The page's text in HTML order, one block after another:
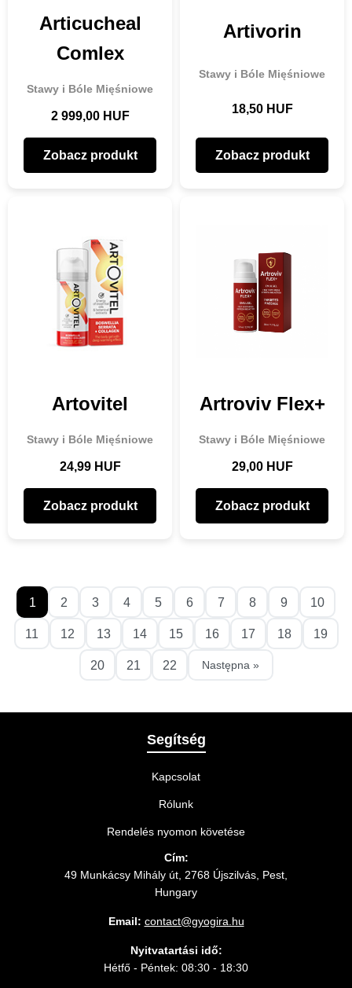
Articucheal
Comlex
Stawy i Bóle Mięśniowe
2 999,00 HUF
Zobacz produkt
Artivorin
Stawy i Bóle Mięśniowe
18,50 HUF
Zobacz produkt
Artovitel
Stawy i Bóle Mięśniowe
24,99 HUF
Zobacz produkt
Artroviv Flex+
Stawy i Bóle Mięśniowe
29,00 HUF
Zobacz produkt
1 2 3 4 5 6 7 8 9 10
11 12 13 14 15 16 17 18 19
20 21 22 Następna »
Segítség
Kapcsolat
Rólunk
Rendelés nyomon követése
Cím:
49 Munkácsy Mihály út, 2768 Újszilvás, Pest,
Hungary
Email: contact@gyogira.hu
Nyitvatartási idő:
Hétfő - Péntek: 08:30 - 18:30